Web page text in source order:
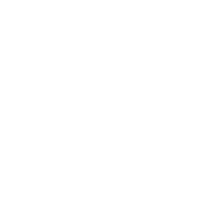
투자기간이 종료되어 회